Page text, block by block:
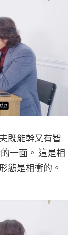
既能幹又有智
一面。 這是相
態是相衝的。